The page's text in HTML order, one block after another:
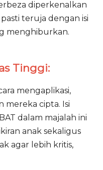
diperkenalkan
teruja dengan isi
menghiburkan.
Tinggi:
mengaplikasi,
mereka cipta. Isi
dalam majalah ini
anak sekaligus
agar lebih kritis,